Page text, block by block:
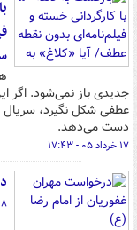
جدیدی باز نمی‌شود. اگر
عطفی شکل نگیرد،
دست می‌دهد.
۱۷ خرداد ۰۵ - ۱۷:۴۳
۲۸